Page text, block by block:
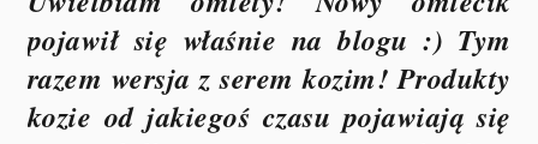
pojawił się właśnie na blogu :) Tym
razem wersja z serem kozim! Produkty
kozie od jakiegoś czasu pojawiają się